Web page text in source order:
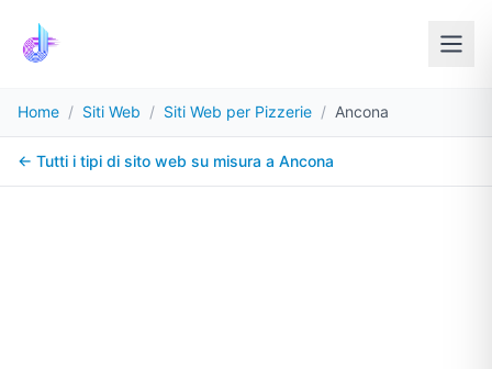
Home / Siti Web / Siti Web per Pizzerie / Ancona
← Tutti i tipi di sito web su misura a Ancona